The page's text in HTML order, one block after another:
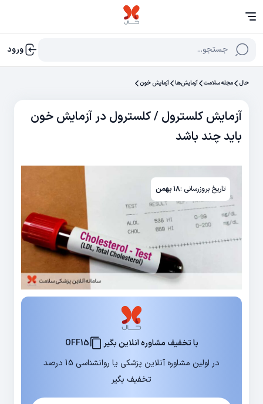
جستجو... ورود
حال مجله سلامت آزمایش‌‌ها آزمایش خون
آزمایش کلسترول / کلسترول در آزمایش خون
باید چند باشد
تاریخ بروزرسانی :۱۸ بهمن
با تخفیف مشاوره آنلاین بگیر
OFF15
در اولین مشاوره آنلاین پزشکی یا روانشناسی 15 درصد
تخفیف بگیر